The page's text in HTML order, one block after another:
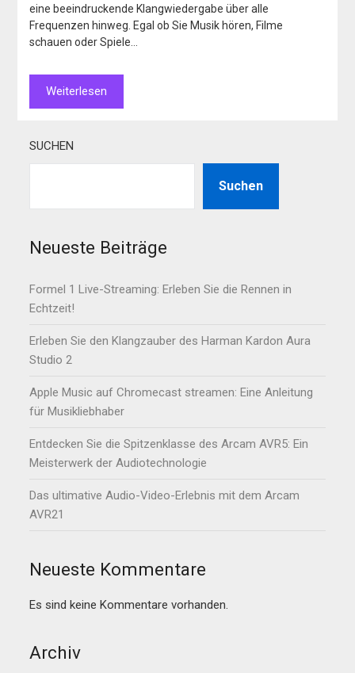
eine beeindruckende Klangwiedergabe über alle
Frequenzen hinweg. Egal ob Sie Musik hören, Filme
schauen oder Spiele…
Weiterlesen
SUCHEN
Suchen
Neueste Beiträge
Formel 1 Live-Streaming: Erleben Sie die Rennen in
Echtzeit!
Erleben Sie den Klangzauber des Harman Kardon Aura
Studio 2
Apple Music auf Chromecast streamen: Eine Anleitung
für Musikliebhaber
Entdecken Sie die Spitzenklasse des Arcam AVR5: Ein
Meisterwerk der Audiotechnologie
Das ultimative Audio-Video-Erlebnis mit dem Arcam
AVR21
Neueste Kommentare
Es sind keine Kommentare vorhanden.
Archiv